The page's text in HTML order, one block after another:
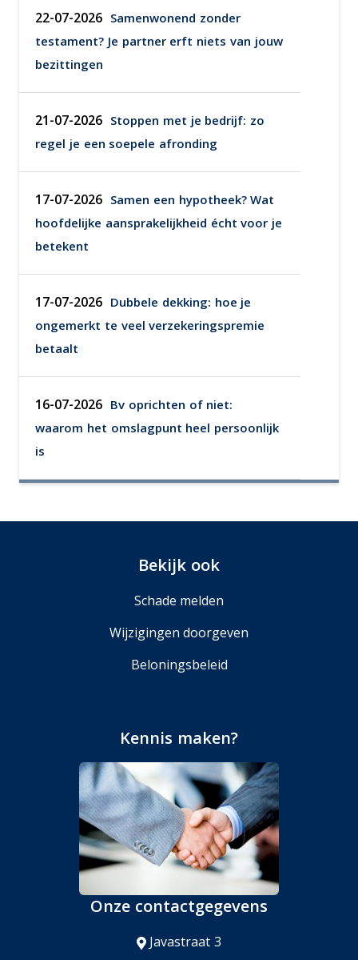
22-07-2026 Samenwonend zonder
testament? Je partner erft niets van jouw
bezittingen
21-07-2026 Stoppen met je bedrijf: zo
regel je een soepele afronding
17-07-2026 Samen een hypotheek? Wat
hoofdelijke aansprakelijkheid écht voor je
betekent
17-07-2026 Dubbele dekking: hoe je
ongemerkt te veel verzekeringspremie
betaalt
16-07-2026 Bv oprichten of niet:
waarom het omslagpunt heel persoonlijk
is
Bekijk ook
Schade melden
Wijzigingen doorgeven
Beloningsbeleid
Kennis maken?
Onze contactgegevens
Javastraat 3